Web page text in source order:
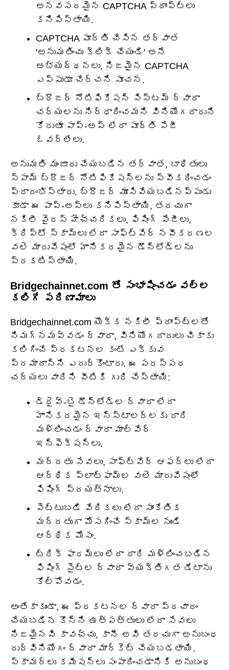
అనవసరమైన CAPTCHA ప్రాంప్ట్‌లు
కనిపిస్తాయి.
CAPTCHA పూర్తి చేసిన తర్వాత
'అనుమతించు క్లిక్ చేయండి' అనే
అభ్యర్థనలు, నిజమైన CAPTCHA
ఎప్పుడూ చేర్చని సూచన.
బ్రౌజర్ నోటిఫికేషన్ సిస్టమ్ ద్వారా
చర్యలను నిర్ధారించమని వినియోగదారుని
కోరుతూ పాప్-అప్ లేదా పూర్తి పేజీ
ఓవర్‌లేలు.
అనుమతి మంజూరు చేయబడిన తర్వాత, బాధితులు
స్పామ్ బ్రౌజర్ నోటిఫికేషన్‌లను స్వీకరించడం
ప్రారంభిస్తారు. బ్రౌజర్ మూసివేయబడినప్పుడు
కూడా ఈ పాప్-అప్‌లు కనిపిస్తాయి, తరచుగా
నకిలీ వైరస్ హెచ్చరికలు, ఫిషింగ్ పేజీలు,
క్రిప్టో స్కామ్‌లు లేదా సాఫ్ట్‌వేర్ నవీకరణల
వలె మారువేషంలో హానికరమైన డౌన్‌లోడ్‌లను
ప్రకటిస్తాయి.
Bridgechainnet.com తో సంభాషించడం వల్ల
కలిగే పరిణామాలు
Bridgechainnet.com యొక్క నకిలీ ప్రాంప్ట్‌లతో
నిమగ్నమవ్వడం ద్వారా, వినియోగదారులు చికాకు
కలిగించే ప్రకటనల కంటే ఎక్కువ
ప్రమాదాన్ని ఎదుర్కొంటారు. ఈ పరస్పర
చర్యలు వారిని వీటికి గురి చేస్తాయి:
డ్రైవ్-బై డౌన్‌లోడ్‌ల ద్వారా లేదా
హానికరమైన ఇన్‌స్టాలర్‌లకు దారి
మళ్లించడం ద్వారా మాల్వేర్
ఇన్‌ఫెక్షన్లు.
మద్దతు సేవలు, సాఫ్ట్‌వేర్ ఆఫర్‌లు లేదా
ఆర్థిక ప్లాట్‌ఫామ్‌ల వలె మారువేషంలో
ఫిషింగ్ ప్రయత్నాలు.
పెట్టుబడి వేదికలు లేదా సాంకేతిక
మద్దతుగా మోసగించే స్కామ్‌ల నుండి
ఆర్థిక మోసం.
ట్రిక్ ఫారమ్‌లు లేదా దారి మళ్లించబడిన
ఫిషింగ్ సైట్‌ల ద్వారా వ్యక్తిగత డేటాను
కోల్పోవడం.
అంతేకాకుండా, ఈ ప్రకటనల ద్వారా ప్రచారం
చేయబడిన కొన్ని ఉత్పత్తులు లేదా సేవలు
నిజమైనవి కావచ్చు, కానీ అవి తరచుగా అనుబంధ
దుర్వినియోగం ద్వారా మార్కెట్ చేయబడతాయి.
స్కామర్లు కమీషన్లు సంపాదించడానికి అనుబంధ